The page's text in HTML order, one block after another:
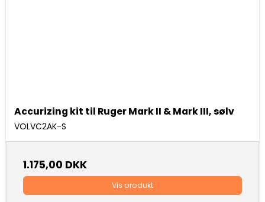
Accurizing kit til Ruger Mark II & Mark III, sølv
VOLVC2AK-S
1.175,00 DKK
Vis produkt